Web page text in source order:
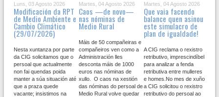
Luns, 03 Agosto 2026
Modificación da RPT
de Medio Ambiente e
Cambio Climático
(29/07/2026)
Nesta xuntanza por parte
da CIG solicitamos que o
persoal que actualmente
non fai quendas poida
manter a súa situación até
que a praza quede
vacante; insistimos na
Martes, 04 Agosto 2026
Caos —de novo—
nas nóminas de
Medio Rural
Máis de 50 compañeiras e
compañeiros ven como a
Administración lles
desconta máis de 1000
euros nas nóminas de
xullo. O caos na xestión
das nóminas do persoal de
Medio Rural volve quedar
Martes, 04 Agosto 2026
Que vaia facendo
balance quen asinou
este simulacro de
plan de igualdade!
A CIG reclama o rexistro
retributivo, imprescindíbel
para analizar a fenda
retributiva entre mulleres
e homes.No mes de xuño
a CIG solicitou o rexistro
retributivo do persoal ao